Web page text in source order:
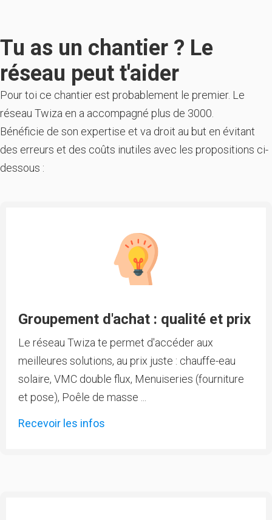
Tu as un chantier ? Le
réseau peut t'aider
Pour toi ce chantier est probablement le premier. Le
réseau Twiza en a accompagné plus de 3000.
Bénéficie de son expertise et va droit au but en évitant
des erreurs et des coûts inutiles avec les propositions ci-
dessous :
Groupement d'achat : qualité et prix
Le réseau Twiza te permet d'accéder aux
meilleures solutions, au prix juste : chauffe-eau
solaire, VMC double flux, Menuiseries (fourniture
et pose), Poêle de masse ...
Recevoir les infos